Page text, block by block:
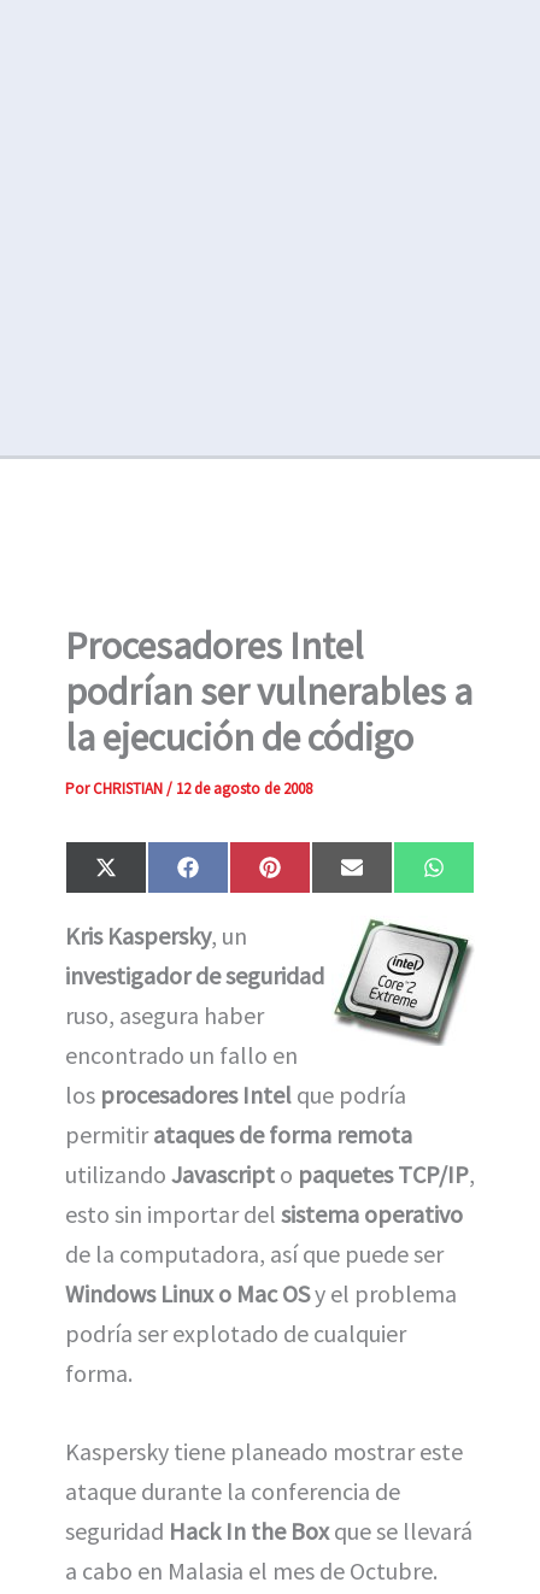
Procesadores Intel
podrían ser vulnerables a
la ejecución de código
PorCHRISTIAN/ 12 de agosto de 2008
Compartir
en
X
(
w
t
t
e
r
)
Compartir
en
F
a
e
b
o
o
k
Compartir
en
P
i
r
e
Compartir
en
E
m
a
i
l
Compartir
en
W
h
t
s
A
p
p
Kris Kaspersky, un
investigador de seguridad
ruso, asegura haber
encontrado un fallo en
los procesadores Intel que podría
permitirataques de forma remota
utilizando Javascript o paquetes TCP/IP,
esto sin importar del sistema operativo
de la computadora, así que puede ser
Windows Linux o Mac OSy el problema
podría ser explotado de cualquier
forma.
Kaspersky tiene planeado mostrar este
ataque durante la conferencia de
seguridad Hack In the Boxque se llevará
a cabo en Malasia el mes de Octubre.